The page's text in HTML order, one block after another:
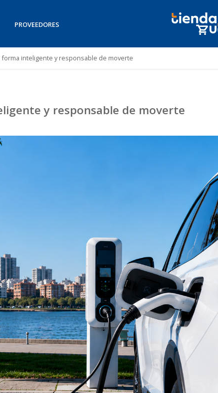
PROVEEDORES
inteligente y responsable de moverte
y responsable de moverte